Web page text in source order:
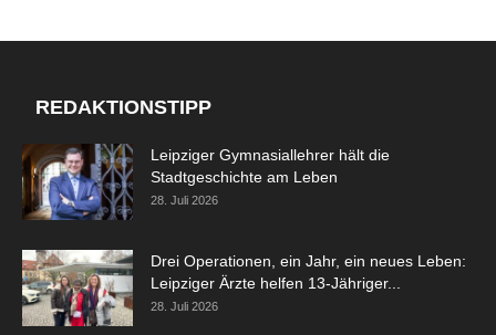
REDAKTIONSTIPP
Leipziger Gymnasiallehrer hält die
Stadtgeschichte am Leben
28. Juli 2026
Drei Operationen, ein Jahr, ein neues Leben:
Leipziger Ärzte helfen 13-Jähriger...
28. Juli 2026